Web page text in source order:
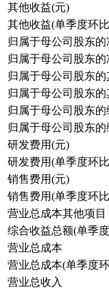
其他收益(元)
其他收益(单季度环
归属于母公司股东的
归属于母公司股东
归属于母公司股东
归属于母公司股东
归属于母公司股东
归属于母公司股东
研发费用(元)
研发费用(单季度环
销售费用(元)
销售费用(单季度环
营业总成本其他项目
综合收益总额(单季
营业总成本
营业总成本(单季度
营业总收入